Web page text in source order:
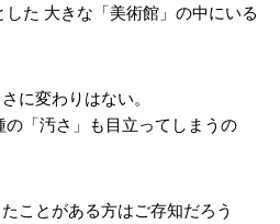
た 大きな「美術館」の中にいる
に変わりはない。
「汚さ」も目立ってしまうの
ことがある方はご存知だろう